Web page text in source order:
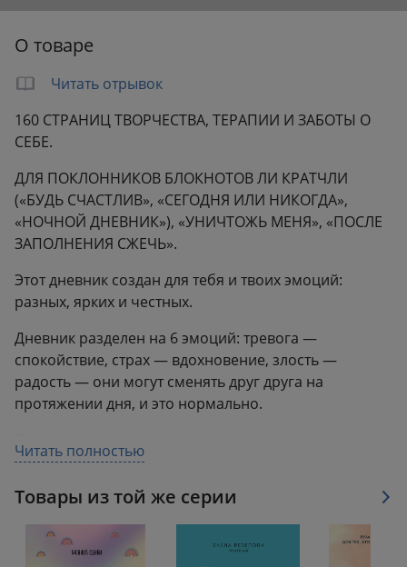
О товаре
Читать отрывок
160 СТРАНИЦ ТВОРЧЕСТВА, ТЕРАПИИ И ЗАБОТЫ О
СЕБЕ.
ДЛЯ ПОКЛОННИКОВ БЛОКНОТОВ ЛИ КРАТЧЛИ
(«БУДЬ СЧАСТЛИВ», «СЕГОДНЯ ИЛИ НИКОГДА»,
«НОЧНОЙ ДНЕВНИК»), «УНИЧТОЖЬ МЕНЯ», «ПОСЛЕ
ЗАПОЛНЕНИЯ СЖЕЧЬ».
Этот дневник создан для тебя и твоих эмоций:
разных, ярких и честных.
Дневник разделен на 6 эмоций: тревога —
спокойствие, страх — вдохновение, злость —
радость — они могут сменять друг друга на
протяжении дня, и это нормально.
принять свои чувства, понять себя и вдохновиться.
Яркое оформление, удобный формат и плотная
белая бумага сделают творческую терапию еще
приятнее!
Читать полностью
Товары из той же серии